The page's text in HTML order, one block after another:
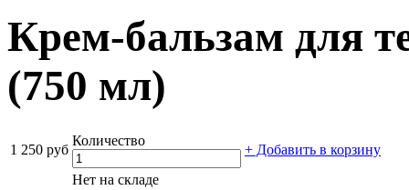
Крем-бальзам для
(750 мл)
1 250 руб
Количество
+ Добавить в корзину
Нет на складе